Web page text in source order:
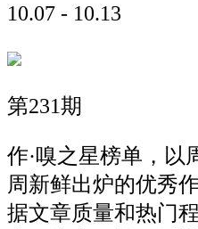
10.07 - 10.13
第231期
作·嗅之星榜单，以
周新鲜出炉的优秀
据文章质量和热门